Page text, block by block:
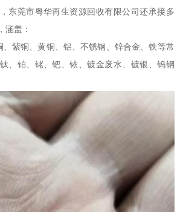
东莞市粤华再生资源回收有限公司还承接多
涵盖：
、紫铜、黄铜、铝、不锈钢、锌合金、铁等常
、铂、铑、钯、铱、镀金废水、镀银、钨钢